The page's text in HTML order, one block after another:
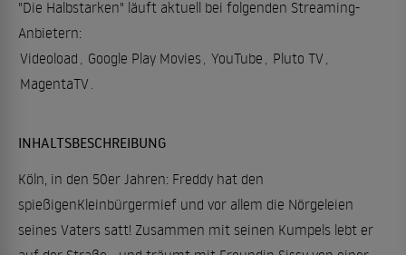
"Die Halbstarken" läuft aktuell bei folgenden Streaming-
Anbietern:
Videoload , Google Play Movies, YouTube , Pluto TV,
MagentaTV.
INHALTSBESCHREIBUNG
Köln, in den 50er Jahren: Freddy hat den
spießigenKleinbürgermief und vor allem die Nörgeleien
seines Vaters satt! Zusammen mit seinen Kumpels lebt er